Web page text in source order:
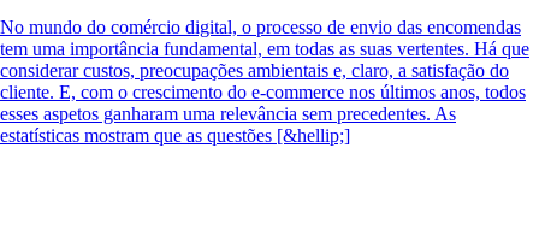
No mundo do comércio digital, o processo de envio das encomendas
tem uma importância fundamental, em todas as suas vertentes. Há que
considerar custos, preocupações ambientais e, claro, a satisfação do
cliente. E, com o crescimento do e-commerce nos últimos anos, todos
esses aspetos ganharam uma relevância sem precedentes. As
estatísticas mostram que as questões [&hellip;]